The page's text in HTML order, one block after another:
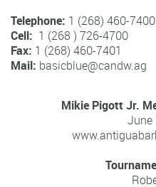
Telephone: 1 (268) 460-7400
Cell: 1 (268 ) 726-4700
Fax: 1 (268) 460-7401
Mail: basicblue@candw.ag
Mikie Pigott Jr.
June